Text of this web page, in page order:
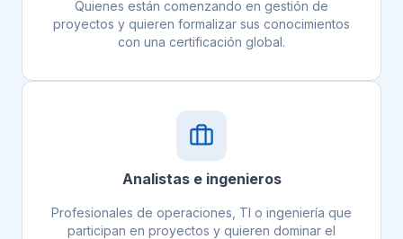
Quienes están comenzando en gestión de
proyectos y quieren formalizar sus conocimientos
con una certificación global.
Analistas e ingenieros
Profesionales de operaciones, TI o ingeniería que
participan en proyectos y quieren dominar el